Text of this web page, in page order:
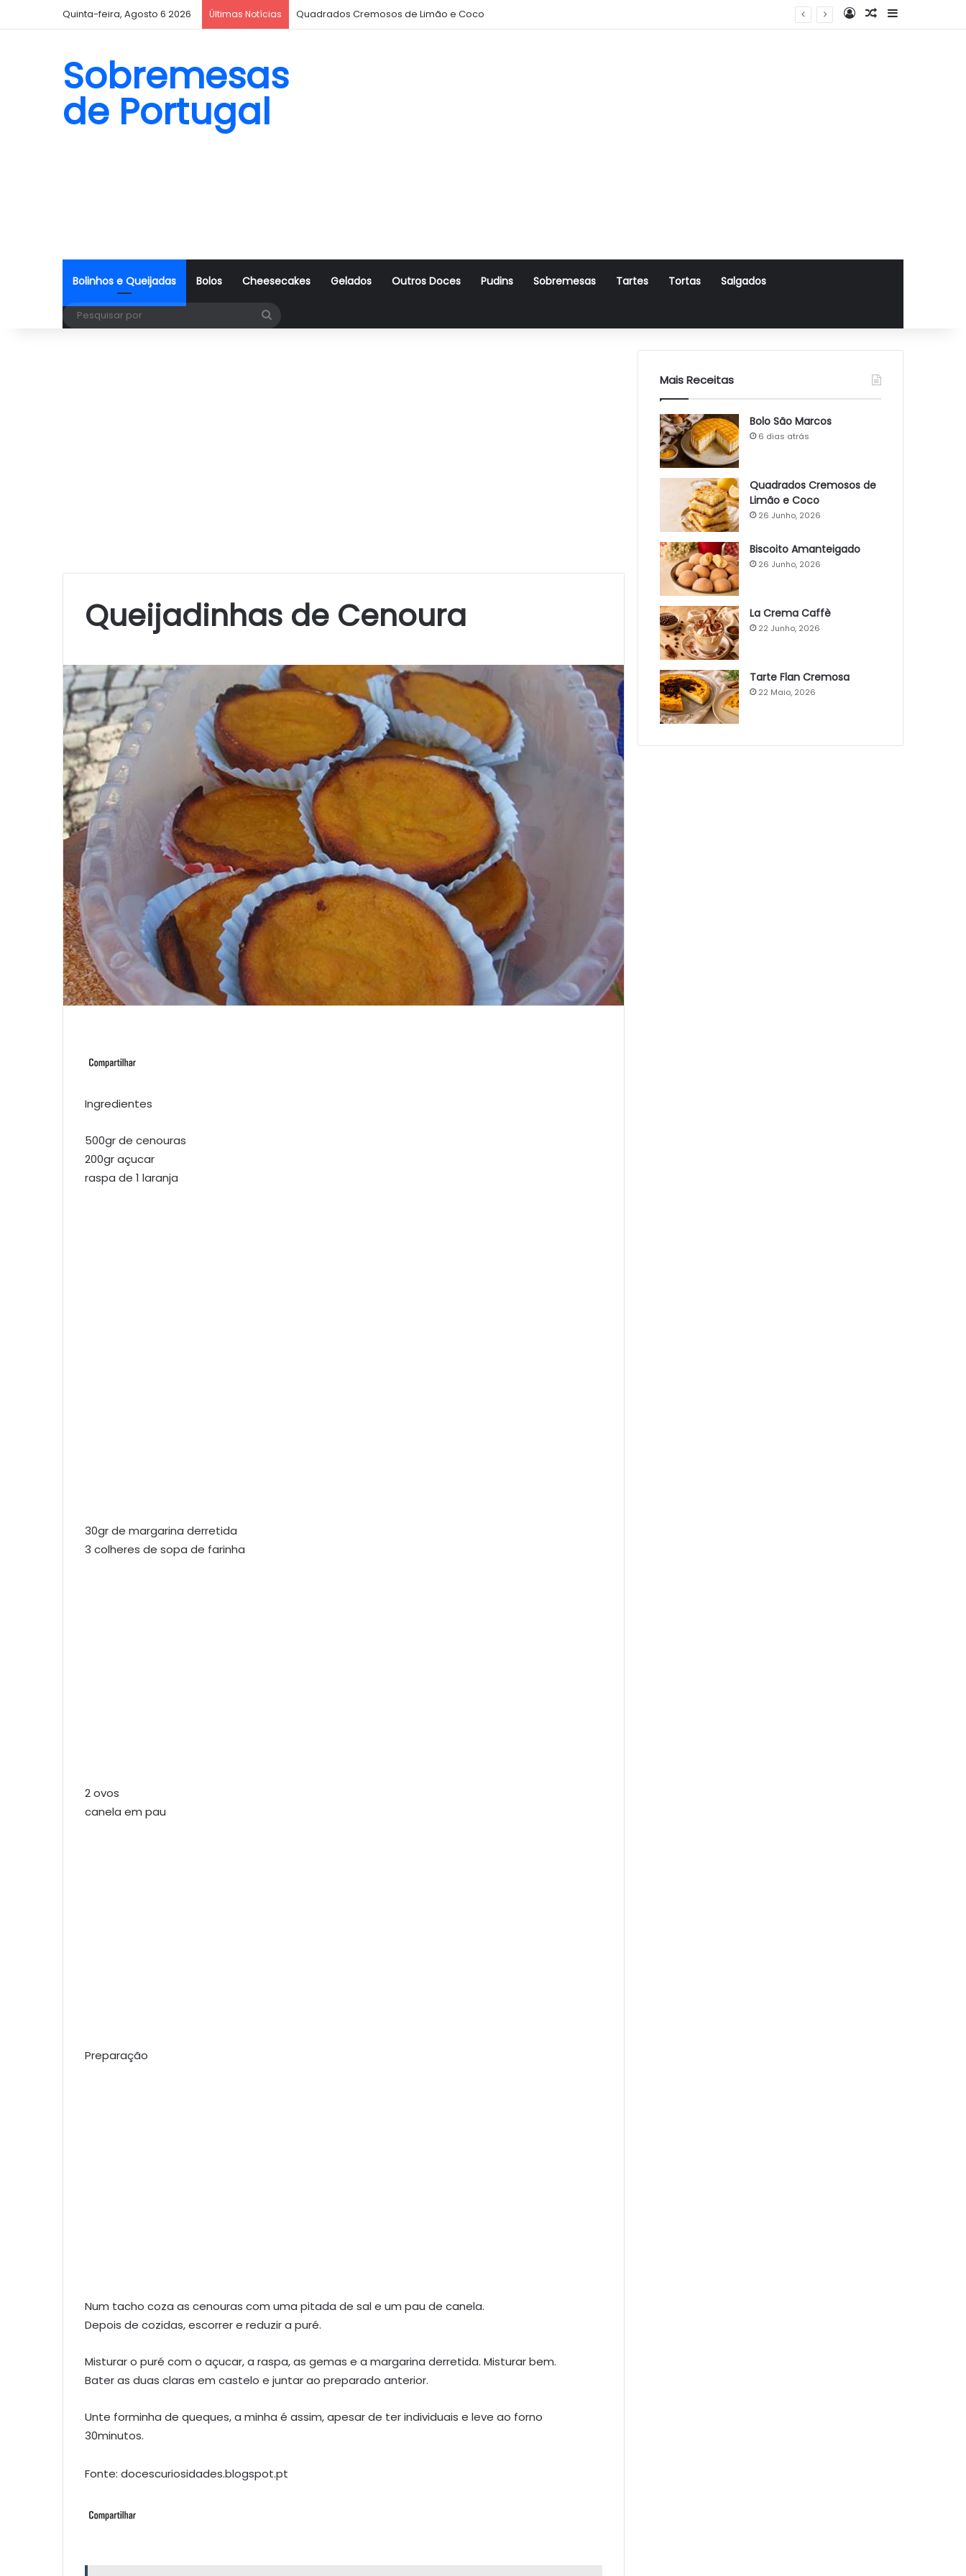
Quinta-feira, Agosto 6 2026 Últimas Notícias Quadrados Cremosos de Limão e Coco Log InArtigo Aleatório
Sidebar
Sobremesas
de Portugal
Bolinhos e Queijadas Bolos Cheesecakes Gelados Outros Doces Pudins Sobremesas Tartes Tortas Salgados
Queijadinhas de Cenoura
Ingredientes
500gr de cenouras
200gr açucar
raspa de 1 laranja
30gr de margarina derretida
3 colheres de sopa de farinha
2 ovos
canela em pau
Preparação
Num tacho coza as cenouras com uma pitada de sal e um pau de canela.
Depois de cozidas, escorrer e reduzir a puré.
Misturar o puré com o açucar, a raspa, as gemas e a margarina derretida. Misturar bem.
Bater as duas claras em castelo e juntar ao preparado anterior.
Unte forminha de queques, a minha é assim, apesar de ter individuais e leve ao forno
30minutos.
Fonte: docescuriosidades.blogspot.pt
Mais Receitas
Bolo São Marcos
6 dias atrás
Quadrados Cremosos de
Limão e Coco
26 Junho, 2026
Biscoito Amanteigado
26 Junho, 2026
La Crema Caffè
22 Junho, 2026
Tarte Flan Cremosa
22 Maio, 2026